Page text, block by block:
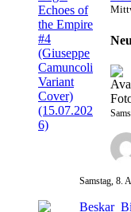
Samstag, 8.